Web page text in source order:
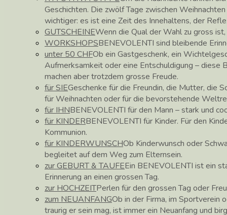
Geschichten. Die zwölf Tage zwischen
wichtiger: es ist eine Zeit des Innehaltens, der
GUTSCHEINEWenn die Qual der Wahl zu gross
WORKSHOPSBENEVOLENTI sind bleibende
unter 50 CHFOb ein Gastgeschenk, ein
Aufmerksamkeit oder eine Entschuldigung – diese
machen aber trotzdem grosse Freude.
für SIEGeschenke für die Freundin, die Mutter, die
für Weihnachten oder für die bevorstehende
für IHNBENEVOLENTI für den Mann – stark und
für KINDERBENEVOLENTI für Kinder. Für den
Kommunion.
für KINDERWUNSCHOb Kinderwunsch oder
begleitet auf dem Weg zum Elternsein.
zur GEBURT & TAUFEEin BENEVOLENTI ist ein
Erinnerung an einen grossen Tag.
zur HOCHZEITPerlen für den grossen Tag oder
zum NEUANFANGOb in der Firma, im Sportverein
traurig er sein mag, ist immer ein Neuanfang und